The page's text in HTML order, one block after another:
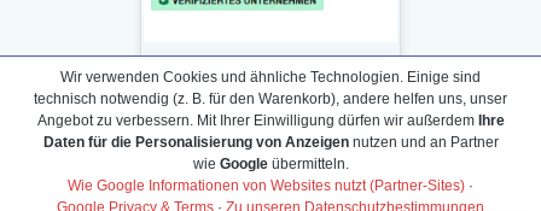
Daten­schutz­erklärung
Widerrufs­recht /Widerrufs­formular
Wir verwenden Cookies und ähnliche Technologien. Einige sind
technisch notwendig (z. B. für den Warenkorb), andere helfen uns, unser
Angebot zu verbessern. Mit Ihrer Einwilligung dürfen wir außerdem Ihre
Daten für die Personalisierung von Anzeigennutzen und an Partner
wie Googleübermitteln.
Wie Google Informationen von Websites nutzt (Partner-Sites) ·
Google Privacy & Terms · Zu unseren Datenschutzbestimmungen